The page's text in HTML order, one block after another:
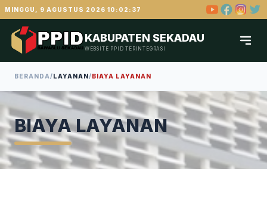
MINGGU, 9 AGUSTUS 2026 10:02:37
KABUPATEN SEKADAU
WEBSITE PPID TERINTEGRASI
BERANDA/LAYANAN/BIAYA LAYANAN
BIAYA LAYANAN